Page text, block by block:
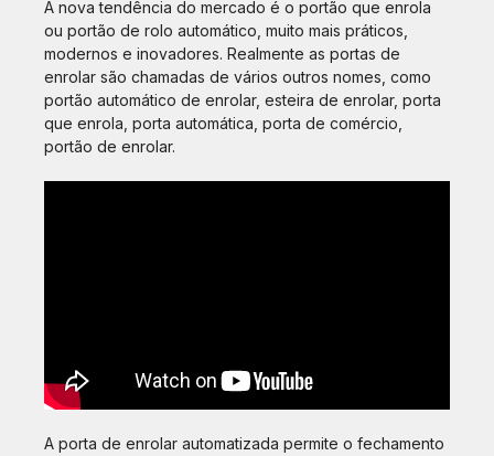
A nova tendência do mercado é o portão que enrola
ou portão de rolo automático, muito mais práticos,
modernos e inovadores. Realmente as portas de
enrolar são chamadas de vários outros nomes, como
portão automático de enrolar, esteira de enrolar, porta
que enrola, porta automática, porta de comércio,
portão de enrolar.
A porta de enrolar automatizada permite o fechamento